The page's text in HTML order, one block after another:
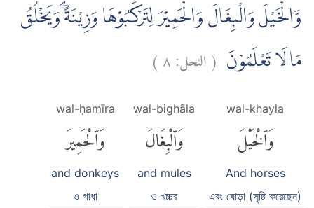
وَّالْخَيْلَ وَالْبِغَالَ وَالْحَمِيْرَ لِتَرْكَبُوْهَا وَزِيْنَةًۗ وَيَخْلُقُ
مَا لَا تَعْلَمُوْنَ (النحل:٨)
wal-khayla
وَٱلْخَيْلَ
And horses
এবং ঘোড়া (সৃষ্টি করেছেন)
wal-bighāla
وَٱلْبِغَالَ
and mules
ও খচ্চর
wal-ḥamīra
وَٱلْحَمِيرَ
and donkeys
ও গাধা